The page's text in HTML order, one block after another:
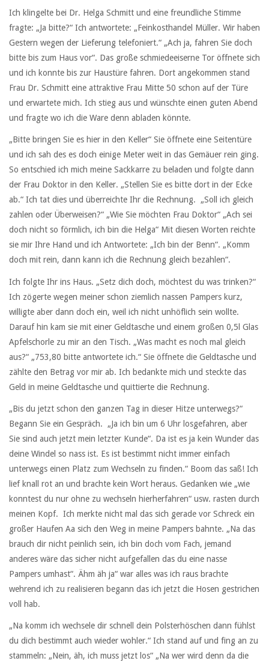
Ich klingelte bei Dr. Helga Schmitt und eine freundliche Stimme
fragte: „Ja bitte?“ Ich antwortete: „Feinkosthandel Müller. Wir haben
Gestern wegen der Lieferung telefoniert.“ „Ach ja, fahren Sie doch
bitte bis zum Haus vor“. Das große schmiedeeiserne Tor öffnete sich
und ich konnte bis zur Haustüre fahren. Dort angekommen stand
Frau Dr. Schmitt eine attraktive Frau Mitte 50 schon auf der Türe
und erwartete mich. Ich stieg aus und wünschte einen guten Abend
und fragte wo ich die Ware denn abladen könnte.
„Bitte bringen Sie es hier in den Keller“ Sie öffnete eine Seitentüre
und ich sah des es doch einige Meter weit in das Gemäuer rein ging.
So entschied ich mich meine Sackkarre zu beladen und folgte dann
der Frau Doktor in den Keller. „Stellen Sie es bitte dort in der Ecke
ab.“ Ich tat dies und überreichte Ihr die Rechnung. „Soll ich gleich
zahlen oder Überweisen?“ „Wie Sie möchten Frau Doktor“ „Ach sei
doch nicht so förmlich, ich bin die Helga“ Mit diesen Worten reichte
sie mir Ihre Hand und ich Antwortete: „Ich bin der Benn“. „Komm
doch mit rein, dann kann ich die Rechnung gleich bezahlen“.
Ich folgte Ihr ins Haus. „Setz dich doch, möchtest du was trinken?“
Ich zögerte wegen meiner schon ziemlich nassen Pampers kurz,
willigte aber dann doch ein, weil ich nicht unhöflich sein wollte.
Darauf hin kam sie mit einer Geldtasche und einem großen 0,5l Glas
Apfelschorle zu mir an den Tisch. „Was macht es noch mal gleich
aus?“ „753,80 bitte antwortete ich.“ Sie öffnete die Geldtasche und
zählte den Betrag vor mir ab. Ich bedankte mich und steckte das
Geld in meine Geldtasche und quittierte die Rechnung.
„Bis du jetzt schon den ganzen Tag in dieser Hitze unterwegs?“
Begann Sie ein Gespräch. „Ja ich bin um 6 Uhr losgefahren, aber
Sie sind auch jetzt mein letzter Kunde“. Da ist es ja kein Wunder das
deine Windel so nass ist. Es ist bestimmt nicht immer einfach
unterwegs einen Platz zum Wechseln zu finden.“ Boom das saß! Ich
lief knall rot an und brachte kein Wort heraus. Gedanken wie „wie
konntest du nur ohne zu wechseln hierherfahren“ usw. rasten durch
meinen Kopf. Ich merkte nicht mal das sich gerade vor Schreck ein
großer Haufen Aa sich den Weg in meine Pampers bahnte. „Na das
brauch dir nicht peinlich sein, ich bin doch vom Fach, jemand
anderes wäre das sicher nicht aufgefallen das du eine nasse
Pampers umhast“. Ähm äh ja“ war alles was ich raus brachte
wehrend ich zu realisieren begann das ich jetzt die Hosen gestrichen
voll hab.
„Na komm ich wechsele dir schnell dein Polsterhöschen dann fühlst
du dich bestimmt auch wieder wohler.“ Ich stand auf und fing an zu
stammeln: „Nein, äh, ich muss jetzt los“ „Na wer wird denn da die